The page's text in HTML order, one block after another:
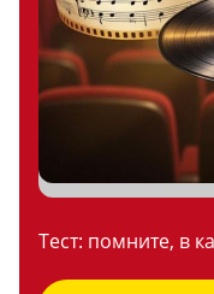
Тест: помните, в